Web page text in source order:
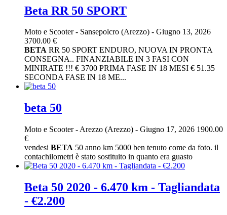
Beta RR 50 SPORT
Moto e Scooter- Sansepolcro (Arezzo) - Giugno 13, 2026
3700.00 €
BETA RR 50 SPORT ENDURO, NUOVA IN PRONTA
CONSEGNA.. FINANZIABILE IN 3 FASI CON
MINIRATE !!! € 3700 PRIMA FASE IN 18 MESI € 51.35
SECONDA FASE IN 18 ME...
beta 50
Moto e Scooter- Arezzo (Arezzo) - Giugno 17, 2026 1900.00
€
vendesi BETA 50 anno km 5000 ben tenuto come da foto. il
contachilometri è stato sostituito in quanto era guasto
Beta 50 2020 - 6.470 km - Tagliandata
- €2.200